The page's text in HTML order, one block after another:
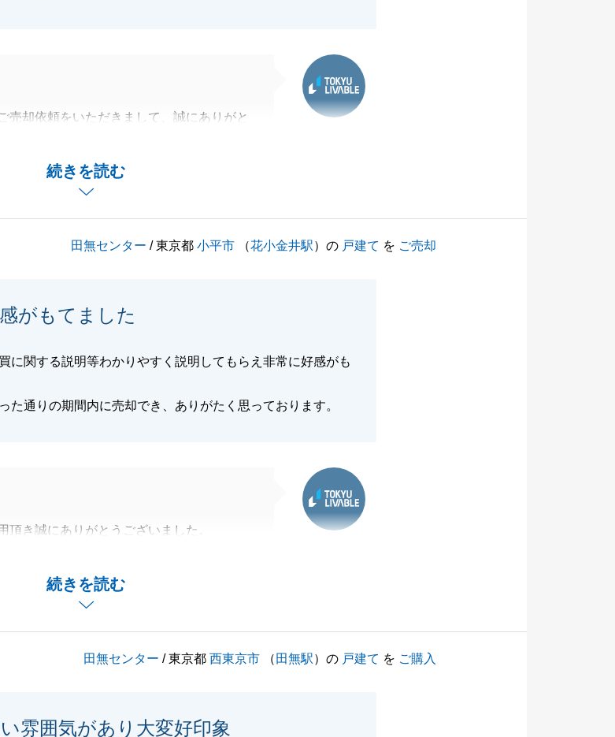
続きを読む
売却依頼をいただきまして、誠にありがと
物の撤去や、カースペースのボート２台
ましてありがとうございました。
作成させていただければよかったと、少し
ことがございましたら、お気軽にご連絡下
ました。
田無センター / 東京都小平市 （花小金井駅）の 戸建て を ご売却
がもてました
に関する説明等わかりやすく説明してもらえ非常に好感がも
た通りの期間内に売却でき、ありがたく思っております。
続きを読む
頂き誠にありがとうございました。
付け等で、遠方からお越しいただき本当に
に売却が出来た事も、Y様のご協力があっ
田無センター / 東京都西東京市 （ 田無駅）の 戸建て を ご購入
雰囲気があり大変好印象